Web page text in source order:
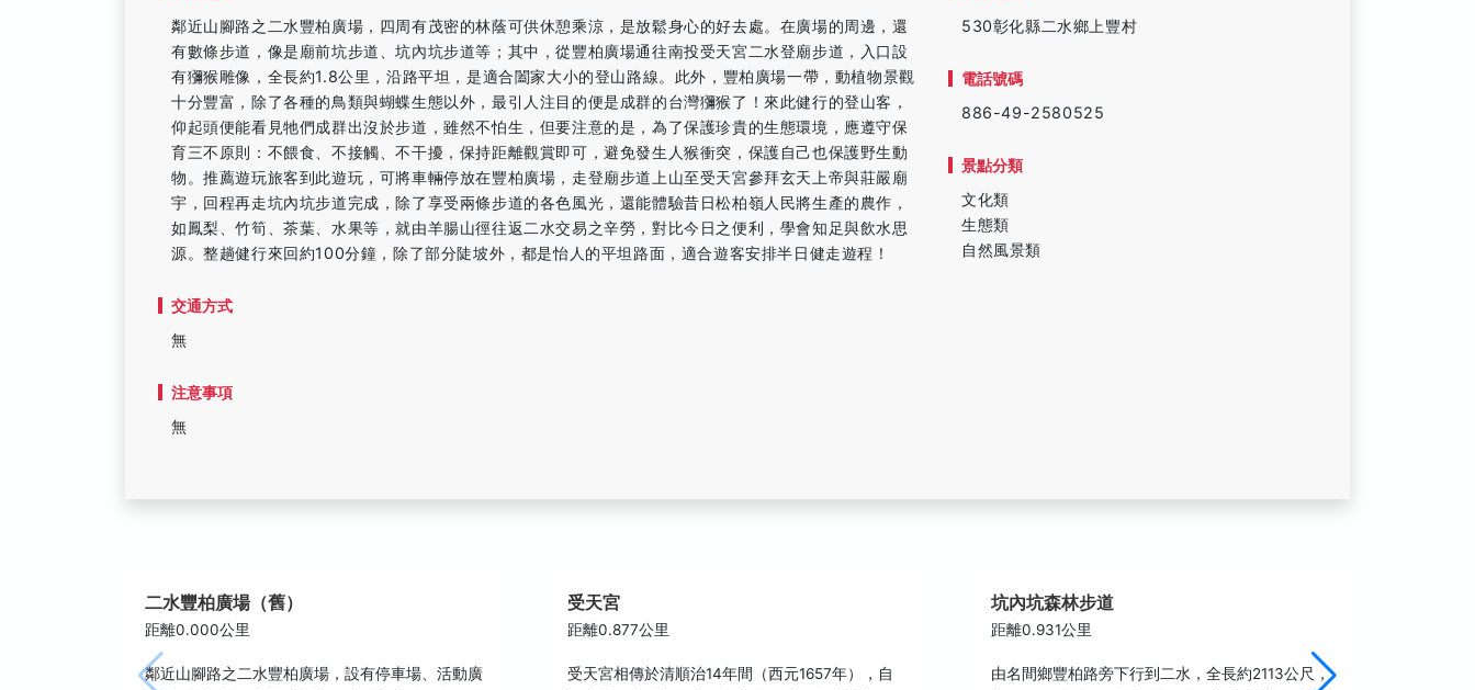
鄰近山腳路之二水豐柏廣場，四周有茂密的林蔭可供休憩乘涼，是放鬆身心的好去處。在廣場的周邊，還
有數條步道，像是廟前坑步道、坑內坑步道等；其中，從豐柏廣場通往南投受天宮二水登廟步道，入口設
有獼猴雕像，全長約1.8公里，沿路平坦，是適合闔家大小的登山路線。此外，豐柏廣場一帶，動植物景觀
十分豐富，除了各種的鳥類與蝴蝶生態以外，最引人注目的便是成群的台灣獼猴了！來此健行的登山客，
仰起頭便能看見牠們成群出沒於步道，雖然不怕生，但要注意的是，為了保護珍貴的生態環境，應遵守保
育三不原則：不餵食、不接觸、不干擾，保持距離觀賞即可，避免發生人猴衝突，保護自己也保護野生動
物。推薦遊玩旅客到此遊玩，可將車輛停放在豐柏廣場，走登廟步道上山至受天宮參拜玄天上帝與莊嚴廟
宇，回程再走坑內坑步道完成，除了享受兩條步道的各色風光，還能體驗昔日松柏嶺人民將生產的農作，
如鳳梨、竹筍、茶葉、水果等，就由羊腸山徑往返二水交易之辛勞，對比今日之便利，學會知足與飲水思
源。整趟健行來回約100分鐘，除了部分陡坡外，都是怡人的平坦路面，適合遊客安排半日健走遊程！
交通方式
無
注意事項
無
530彰化縣二水鄉上豐村
電話號碼
886-49-2580525
景點分類
文化類
生態類
自然風景類
二水豐柏廣場（舊）
距離0.000公里
鄰近山腳路之二水豐柏廣場，設有停車場、活動廣
受天宮
距離0.877公里
受天宮相傳於清順治14年間（西元1657年），自
坑內坑森林步道
距離0.931公里
由名間鄉豐柏路旁下行到二水，全長約2113公尺，